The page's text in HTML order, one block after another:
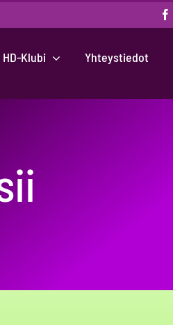
HD-Klubi Yhteystiedot